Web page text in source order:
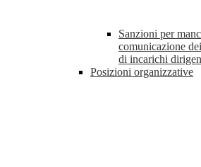
Sanzioni per
comunicazione
di incarichi
Posizioni organizzative